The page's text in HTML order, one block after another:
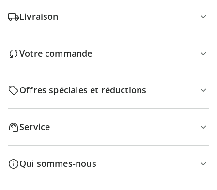
Livraison
Votre commande
Offres spéciales et réductions
Service
Qui sommes-nous